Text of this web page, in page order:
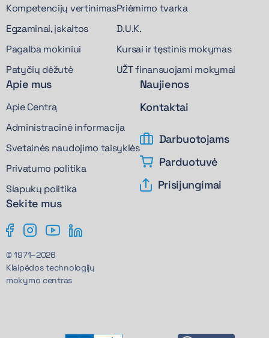
Kompetencijų vertinimas
Egzaminai, įskaitos
Pagalba mokiniui
Patyčių dėžutė
Priėmimo tvarka
D.U.K.
Kursai ir tęstinis mokymas
UŽT finansuojami mokymai
Apie mus
Apie Centrą
Administracinė informacija
Svetainės naudojimo taisyklės
Privatumo politika
Slapukų politika
Naujienos
Kontaktai
Darbuotojams
Parduotuvė
Prisijungimai
Sekite mus
© 1971–2026
Klaipėdos technologijų
mokymo centras